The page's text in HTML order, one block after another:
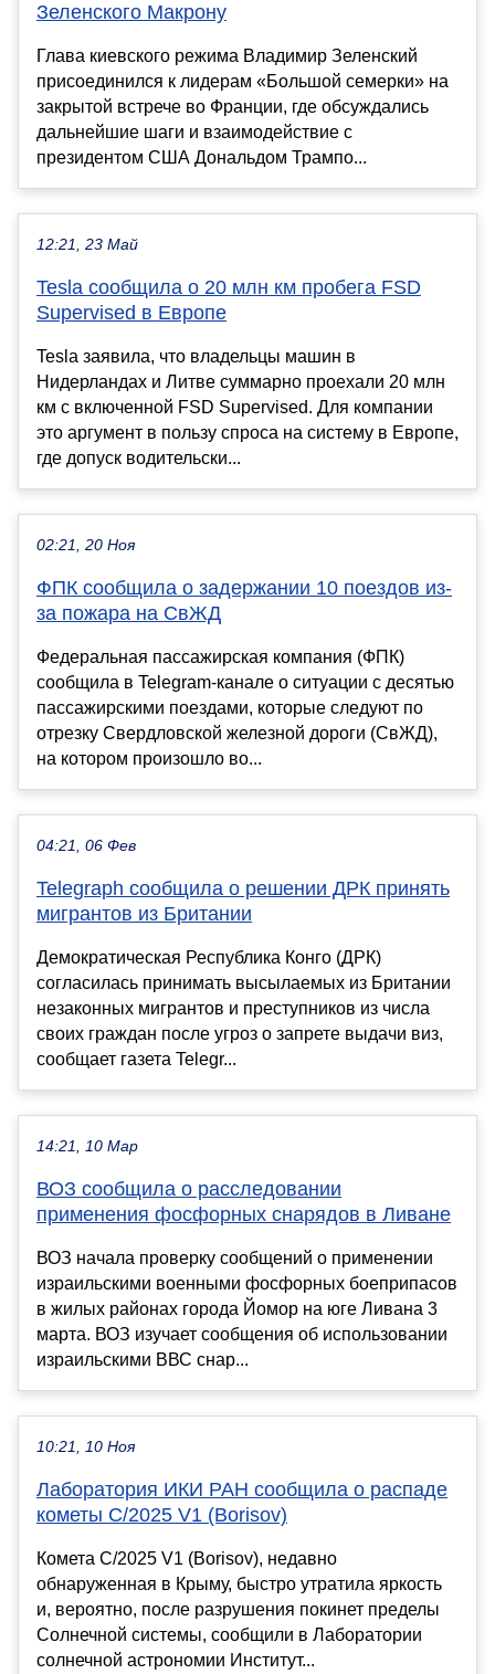
Зеленского Макрону
Глава киевского режима Владимир Зеленский
присоединился к лидерам «Большой семерки» на
закрытой встрече во Франции, где обсуждались
дальнейшие шаги и взаимодействие с
президентом США Дональдом Трампо...
12:21, 23 Май
Tesla сообщила о 20 млн км пробега FSD
Supervised в Европе
Tesla заявила, что владельцы машин в
Нидерландах и Литве суммарно проехали 20 млн
км с включенной FSD Supervised. Для компании
это аргумент в пользу спроса на систему в Европе,
где допуск водительски...
02:21, 20 Ноя
ФПК сообщила о задержании 10 поездов из-
за пожара на СвЖД
Федеральная пассажирская компания (ФПК)
сообщила в Telegram-канале о ситуации с десятью
пассажирскими поездами, которые следуют по
отрезку Свердловской железной дороги (СвЖД),
на котором произошло во...
04:21, 06 Фев
Telegraph сообщила о решении ДРК принять
мигрантов из Британии
Демократическая Республика Конго (ДРК)
согласилась принимать высылаемых из Британии
незаконных мигрантов и преступников из числа
своих граждан после угроз о запрете выдачи виз,
сообщает газета Telegr...
14:21, 10 Мар
ВОЗ сообщила о расследовании
применения фосфорных снарядов в Ливане
ВОЗ начала проверку сообщений о применении
израильскими военными фосфорных боеприпасов
в жилых районах города Йомор на юге Ливана 3
марта. ВОЗ изучает сообщения об использовании
израильскими ВВС снар...
10:21, 10 Ноя
Лаборатория ИКИ РАН сообщила о распаде
кометы C/2025 V1 (Borisov)
Комета C/2025 V1 (Borisov), недавно
обнаруженная в Крыму, быстро утратила яркость
и, вероятно, после разрушения покинет пределы
Солнечной системы, сообщили в Лаборатории
солнечной астрономии Институт...